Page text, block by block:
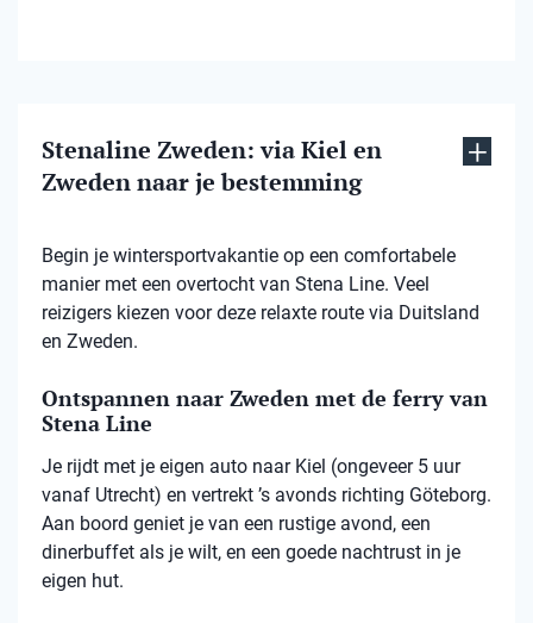
Stenaline Zweden: via Kiel en
Zweden naar je bestemming
Begin je wintersportvakantie op een comfortabele
manier met een overtocht van Stena Line. Veel
reizigers kiezen voor deze relaxte route via Duitsland
en Zweden.
Ontspannen naar Zweden met de ferry van
Stena Line
Je rijdt met je eigen auto naar Kiel (ongeveer 5 uur
vanaf Utrecht) en vertrekt ’s avonds richting Göteborg.
Aan boord geniet je van een rustige avond, een
dinerbuffet als je wilt, en een goede nachtrust in je
eigen hut.